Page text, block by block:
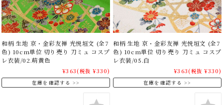
和柄 生地 京・金彩友禅 光悦垣文 (全7
色) 10cm単位 切り売り 刀ミュ コスプ
レ衣装/02.萌黄色
¥363(税抜 ¥330)
在庫を確認する
和柄 生地 京・金彩友禅 光悦垣文 (全7
色) 10cm単位 切り売り 刀ミュ コスプ
レ衣装/05.白
¥363(税抜 ¥330)
在庫を確認する